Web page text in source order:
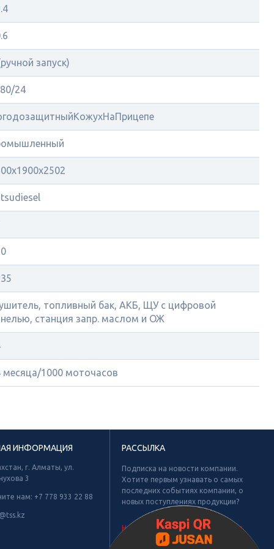
запуск)
24
топливный бак, АКБ, ЩУ с цифровой
станция запр. маслом и ОЖ
месяца/1000 моточасов
ИНФОРМАЦИЯ
г. Алматы, ул.
3
нам: +7 778 933 22 88
РАССЫЛКА
Подписка на новости компании.
Хотите первым узнавать о самых
последних событиях компании, о
новых поступлениях продукции?
Не найдено рубрик для подписки.